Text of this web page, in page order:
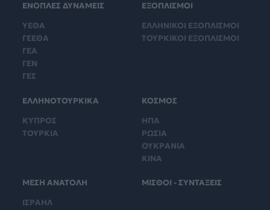
ΕΝΟΠΛΕΣ ΔΥΝΑΜΕΙΣ
ΥΕΘΑ
ΓΕΕΘΑ
ΓΕΑ
ΓΕΝ
ΓΕΣ
ΕΞΟΠΛΙΣΜΟΙ
ΕΛΛΗΝΙΚΟΙ ΕΞΟΠΛΙΣΜΟΙ
ΤΟΥΡΚΙΚΟΙ ΕΞΟΠΛΙΣΜΟΙ
ΕΛΛΗΝΟΤΟΥΡΚΙΚΑ
ΚΥΠΡΟΣ
ΤΟΥΡΚΙΑ
ΚΟΣΜΟΣ
ΗΠΑ
ΡΩΣΙΑ
ΟΥΚΡΑΝΙΑ
ΚΙΝΑ
ΜΕΣΗ ΑΝΑΤΟΛΗ
ΙΣΡΑΗΛ
ΜΙΣΘΟΙ - ΣΥΝΤΑΞΕΙΣ